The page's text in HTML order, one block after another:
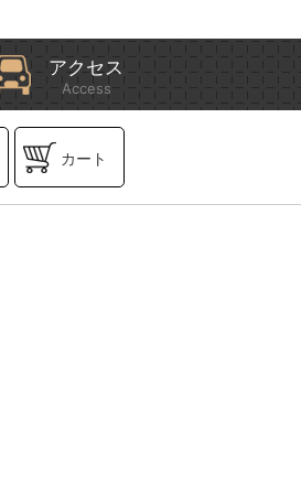
アクセス
Access
カート